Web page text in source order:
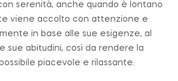
serenità, anche quando è lontano
viene accolto con attenzione e
in base alle sue esigenze, al
sue abitudini, così da rendere la
piacevole e rilassante.